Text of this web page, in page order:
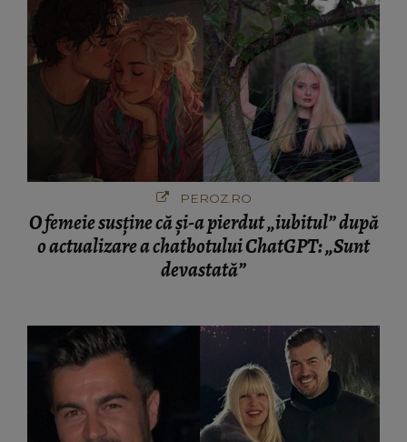
PEROZ.RO
O femeie susține că și-a pierdut „iubitul” după
o actualizare a chatbotului ChatGPT: „Sunt
devastată”